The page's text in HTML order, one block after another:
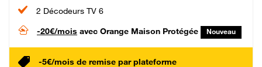
2 Décodeurs TV 6
-20€/mois avec Orange Maison Protégée Nouveau
-5€/mois de remise par plateforme